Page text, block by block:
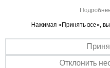
Модульность позволяет собрать
форм за минимальное время.
Стальной каркас выдерживает
Нажимая «Принять все», вы
Отклонить